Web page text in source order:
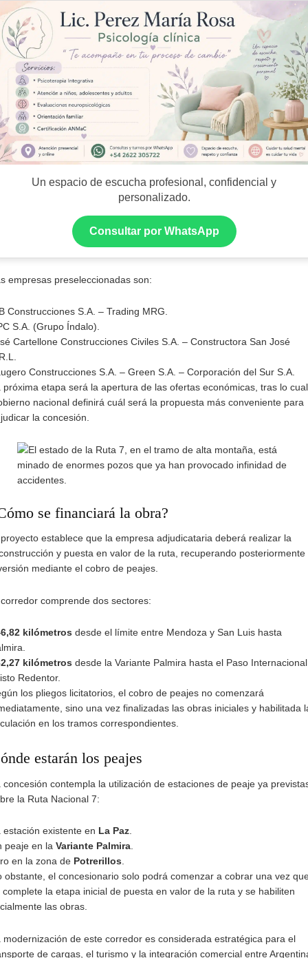
Un espacio de escucha profesional, confidencial y
personalizado.
Consultar por WhatsApp
empresas preseleccionadas son:
Construcciones S.A. – Trading MRG.
S.A. (Grupo Índalo).
Cartellone Construcciones Civiles S.A. – Constructora San José
Construcciones S.A. – Green S.A. – Corporación del Sur S.A.
próxima etapa será la apertura de las ofertas económicas, tras lo
nacional definirá cuál será la propuesta más conveniente para
la concesión.
se financiará la obra?
establece que la empresa adjudicataria deberá realizar la
y puesta en valor de la ruta, recuperando posteriormente
mediante el cobro de peajes.
comprende dos sectores:
kilómetros desde el límite entre Mendoza y San Luis hasta
kilómetros desde la Variante Palmira hasta el Paso Internacional
Redentor.
los pliegos licitatorios, el cobro de peajes no comenzará
sino una vez finalizadas las obras iniciales y habilitada
en los tramos correspondientes.
estarán los peajes
concesión contempla la utilización de estaciones de peaje ya
la Ruta Nacional 7:
estación existente en La Paz.
peaje en la Variante Palmira.
en la zona de Potrerillos.
obstante, el concesionario solo podrá comenzar a cobrar una vez
complete la etapa inicial de puesta en valor de la ruta y se habiliten
las obras.
modernización de este corredor es considerada estratégica para el
de cargas, el turismo y la integración comercial entre